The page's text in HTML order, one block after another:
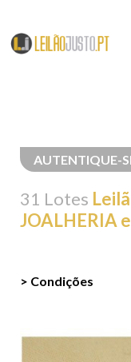
AUTENTIQUE-
31 Lotes
JOALHERIA
> Condições